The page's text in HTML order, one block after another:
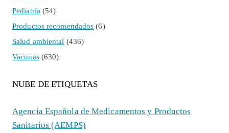
Pediatría (54)
Productos recomendados (6)
Salud ambiental (436)
Vacunas(630)
NUBE DE ETIQUETAS
Agencia Española de Medicamentos y Productos
Sanitarios (AEMPS)